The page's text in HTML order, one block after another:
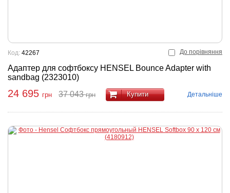
До порівняння
Адаптер для софтбоксу HENSEL Bounce Adapter with
sandbag (2323010)
Код: 42267
24 695 грн 37 043грн Купити Детальніше